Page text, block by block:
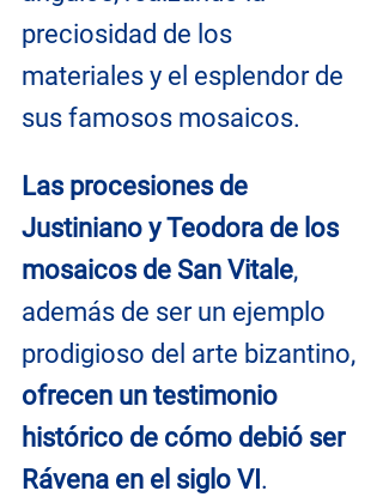
preciosidad de los
materiales y el esplendor de
sus famosos mosaicos.
Las procesiones de
Justiniano y Teodora de los
mosaicos de San Vitale,
además de ser un ejemplo
prodigioso del arte bizantino,
ofrecen un testimonio
histórico de cómo debió ser
Rávena en el siglo VI .